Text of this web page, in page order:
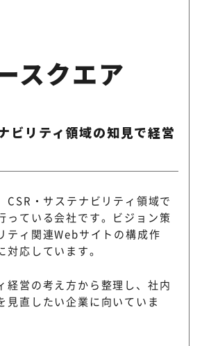
スクエア
ビリティ領域の知見で経営
CSR・サステナビリティ領域で
っている会社です。ビジョン策
ティ関連Webサイトの構成作
対応しています。
経営の考え方から整理し、社内
見直したい企業に向いていま